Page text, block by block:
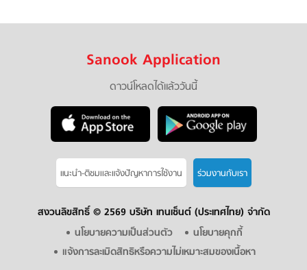
Sanook Application
ดาวน์โหลดได้แล้ววันนี้
แนะนำ-ติชมเเละแจ้งปัญหาการใช้งาน ร่วมงานกับเรา
สงวนลิขสิทธิ์ © 2569 บริษัท เทนเซ็นต์ (ประเทศไทย) จำกัด
นโยบายความเป็นส่วนตัว
นโยบายคุกกี้
แจ้งการละเมิดสิทธิหรือความไม่เหมาะสมของเนื้อหา